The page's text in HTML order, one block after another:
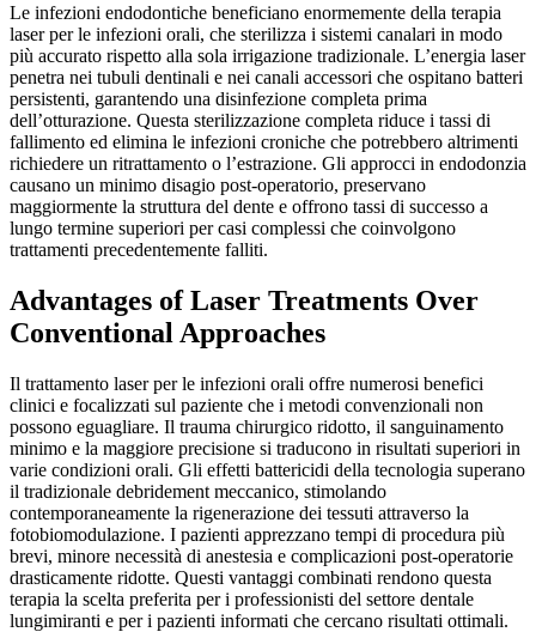
Le infezioni endodontiche beneficiano enormemente della terapia
laser per le infezioni orali, che sterilizza i sistemi canalari in modo
più accurato rispetto alla sola irrigazione tradizionale. L’energia laser
penetra nei tubuli dentinali e nei canali accessori che ospitano batteri
persistenti, garantendo una disinfezione completa prima
dell’otturazione. Questa sterilizzazione completa riduce i tassi di
fallimento ed elimina le infezioni croniche che potrebbero altrimenti
richiedere un ritrattamento o l’estrazione. Gli approcci in endodonzia
causano un minimo disagio post-operatorio, preservano
maggiormente la struttura del dente e offrono tassi di successo a
lungo termine superiori per casi complessi che coinvolgono
trattamenti precedentemente falliti.
Advantages of Laser Treatments Over
Conventional Approaches
Il trattamento laser per le infezioni orali offre numerosi benefici
clinici e focalizzati sul paziente che i metodi convenzionali non
possono eguagliare. Il trauma chirurgico ridotto, il sanguinamento
minimo e la maggiore precisione si traducono in risultati superiori in
varie condizioni orali. Gli effetti battericidi della tecnologia superano
il tradizionale debridement meccanico, stimolando
contemporaneamente la rigenerazione dei tessuti attraverso la
fotobiomodulazione. I pazienti apprezzano tempi di procedura più
brevi, minore necessità di anestesia e complicazioni post-operatorie
drasticamente ridotte. Questi vantaggi combinati rendono questa
terapia la scelta preferita per i professionisti del settore dentale
lungimiranti e per i pazienti informati che cercano risultati ottimali.